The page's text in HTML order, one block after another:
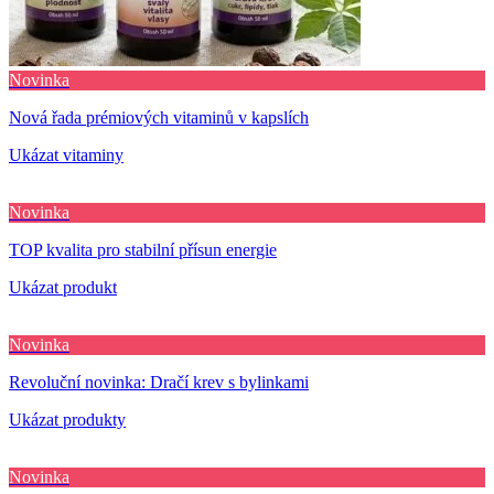
Novinka
Nová řada prémiových vitaminů v kapslích
Ukázat vitaminy
Novinka
TOP kvalita pro stabilní přísun energie
Ukázat produkt
Novinka
Revoluční novinka: Dračí krev s bylinkami
Ukázat produkty
Novinka